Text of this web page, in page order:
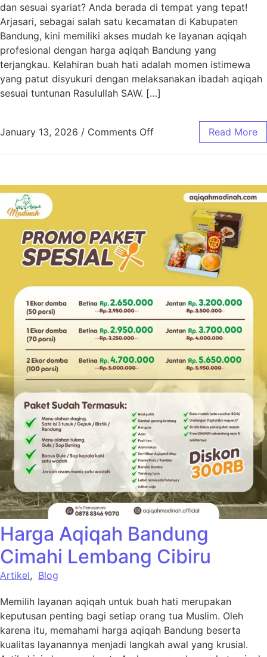
dan sesuai syariat? Anda berada di tempat yang tepat!
Arjasari, sebagai salah satu kecamatan di Kabupaten
Bandung, kini memiliki akses mudah ke layanan aqiqah
profesional dengan harga aqiqah Bandung yang
terjangkau. Kelahiran buah hati adalah momen istimewa
yang patut disyukuri dengan melaksanakan ibadah aqiqah
sesuai tuntunan Rasulullah SAW. […]
January 13, 2026 / Comments Off Read More
Harga Aqiqah Bandung
Cimahi Lembang Cibiru
Artikel, Blog
Memilih layanan aqiqah untuk buah hati merupakan
keputusan penting bagi setiap orang tua Muslim. Oleh
karena itu, memahami harga aqiqah Bandung beserta
kualitas layanannya menjadi langkah awal yang krusial.